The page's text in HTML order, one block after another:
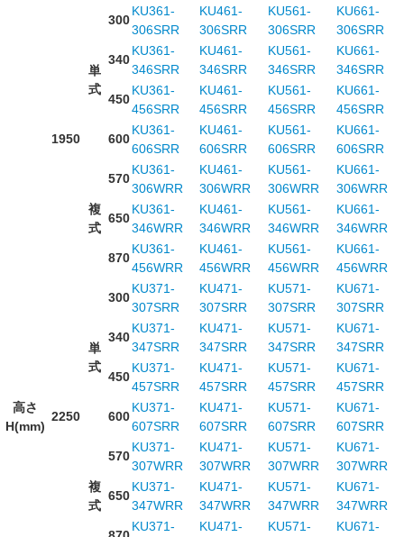
高さ
H(mm)
1950
単
式
300
KU361-
306SRR
KU461-
306SRR
KU561-
306SRR
KU661-
306SRR
340
KU361-
346SRR
KU461-
346SRR
KU561-
346SRR
KU661-
346SRR
450
KU361-
456SRR
KU461-
456SRR
KU561-
456SRR
KU661-
456SRR
600
KU361-
606SRR
KU461-
606SRR
KU561-
606SRR
KU661-
606SRR
複
式
570
KU361-
306WRR
KU461-
306WRR
KU561-
306WRR
KU661-
306WRR
650
KU361-
346WRR
KU461-
346WRR
KU561-
346WRR
KU661-
346WRR
870
KU361-
456WRR
KU461-
456WRR
KU561-
456WRR
KU661-
456WRR
2250
単
式
300
KU371-
307SRR
KU471-
307SRR
KU571-
307SRR
KU671-
307SRR
340
KU371-
347SRR
KU471-
347SRR
KU571-
347SRR
KU671-
347SRR
450
KU371-
457SRR
KU471-
457SRR
KU571-
457SRR
KU671-
457SRR
600
KU371-
607SRR
KU471-
607SRR
KU571-
607SRR
KU671-
607SRR
複
式
570
KU371-
307WRR
KU471-
307WRR
KU571-
307WRR
KU671-
307WRR
650
KU371-
347WRR
KU471-
347WRR
KU571-
347WRR
KU671-
347WRR
KU371- KU471- KU571- KU671-